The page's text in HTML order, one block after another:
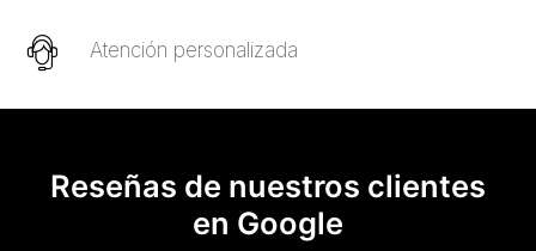
Atención personalizada
Reseñas de nuestros clientes
en Google